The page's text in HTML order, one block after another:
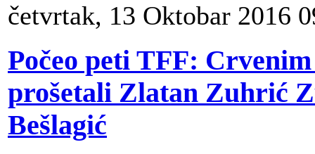
četvrtak, 13 Oktobar 2016
Počeo peti TFF:
prošetali Zlatan Zuhrić
Bešlagić